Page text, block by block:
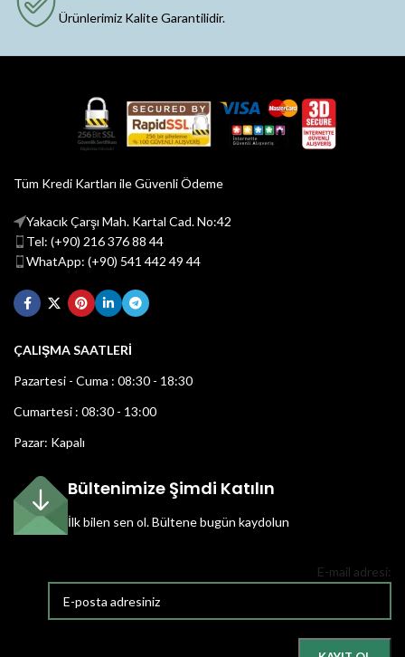
Ürünlerimiz Kalite Garantilidir.
Tüm Kredi Kartları ile Güvenli Ödeme
Yakacık Çarşı Mah. Kartal Cad. No:42
Tel: (+90) 216 376 88 44
WhatApp: (+90) 541 442 49 44
ÇALIŞMA SAATLERİ
Pazartesi - Cuma : 08:30 - 18:30
Cumartesi : 08:30 - 13:00
Pazar: Kapalı
Bültenimize Şimdi Katılın
İlk bilen sen ol.Bültene bugün kaydolun
E-mail adresi: